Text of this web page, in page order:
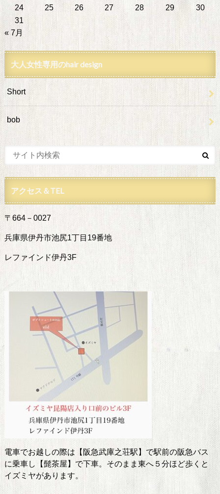
24
25 26 27 28 29
30
31
« 7月
大人女性専用のhair design
Short
bob
アクセス＆TEL
〒664－0027
兵庫県伊丹市池尻1丁目19番地
レファインド伊丹3F
電車でお越しの際は【阪急武庫之荘駅】で駅前の阪急バス
に乗車し【髭茶屋】で下車。そのまま東へ５分ほど歩くと
イズミヤがあります。